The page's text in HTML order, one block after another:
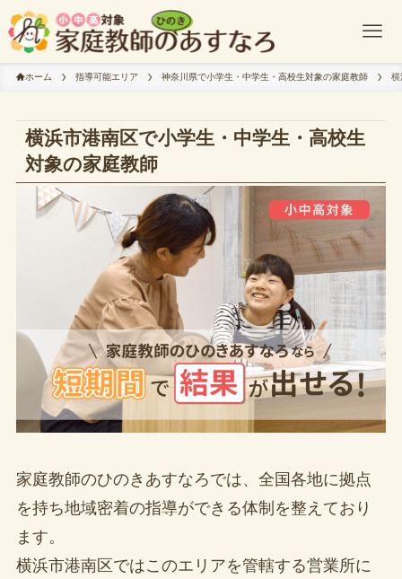
ホーム 指導可能エリア 神奈川県で小学生・中学生・高校生対象の家庭教師 横
横浜市港南区で小学生・中学生・高校生
対象の家庭教師
家庭教師のひのきあすなろでは、全国各地に拠点
を持ち地域密着の指導ができる体制を整えており
ます。
横浜市港南区ではこのエリアを管轄する営業所に